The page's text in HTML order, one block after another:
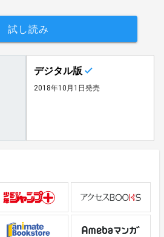
試し読み
デジタル版
2018年10月1日発売